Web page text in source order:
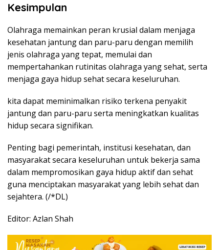
Kesimpulan
Olahraga memainkan peran krusial dalam menjaga
kesehatan jantung dan paru-paru dengan memilih
jenis olahraga yang tepat, memulai dan
mempertahankan rutinitas olahraga yang sehat, serta
menjaga gaya hidup sehat secara keseluruhan.
kita dapat meminimalkan risiko terkena penyakit
jantung dan paru-paru serta meningkatkan kualitas
hidup secara signifikan.
Penting bagi pemerintah, institusi kesehatan, dan
masyarakat secara keseluruhan untuk bekerja sama
dalam mempromosikan gaya hidup aktif dan sehat
guna menciptakan masyarakat yang lebih sehat dan
sejahtera. (/*DL)
Editor: Azlan Shah